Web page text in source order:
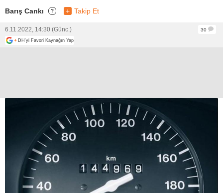
Barış Cankı ? + Takip Et
6.11.2022, 14:30 (Günc.)
30
+ DH'yi Favori Kaynağın Yap